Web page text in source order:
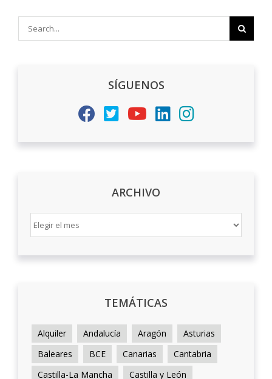
SÍGUENOS
ARCHIVO
TEMÁTICAS
Alquiler Andalucía Aragón
Asturias
Baleares
BCE Canarias
Cantabria
Castilla-La Mancha
Castilla y León